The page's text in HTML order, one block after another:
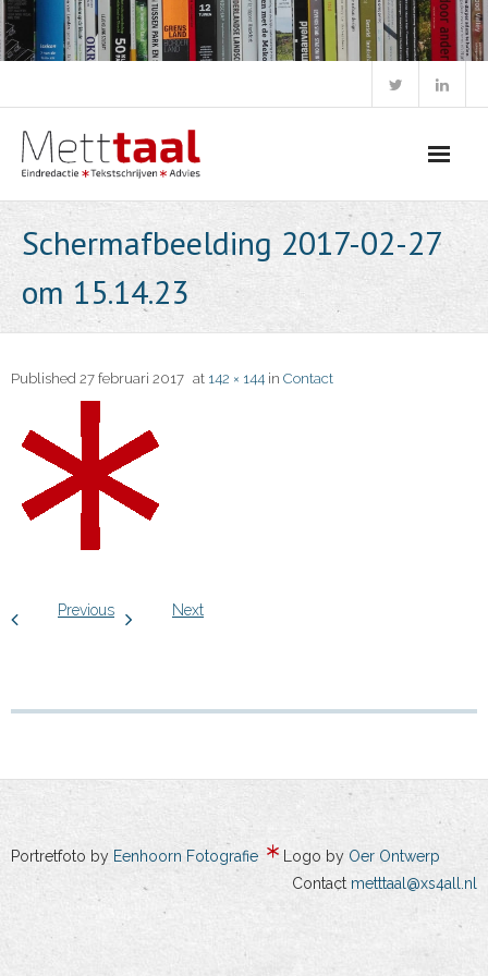
Skip
to
content
Schermafbeelding 2017-02-27
om 15.14.23
Published 27 februari 2017 at 142 × 144 in Contact
Previous Next
Portretfoto by Eenhoorn Fotografie Logo by Oer Ontwerp
Contact metttaal@xs4all.nl